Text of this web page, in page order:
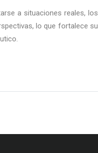
a situaciones reales, los
lo que fortalece su